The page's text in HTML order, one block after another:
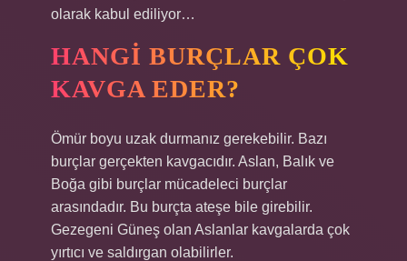
olarak kabul ediliyor…
HANGI BURÇLAR ÇOK
KAVGA EDER?
Ömür boyu uzak durmanız gerekebilir. Bazı
burçlar gerçekten kavgacıdır. Aslan, Balık ve
Boğa gibi burçlar mücadeleci burçlar
arasındadır. Bu burçta ateşe bile girebilir.
Gezegeni Güneş olan Aslanlar kavgalarda çok
yırtıcı ve saldırgan olabilirler.